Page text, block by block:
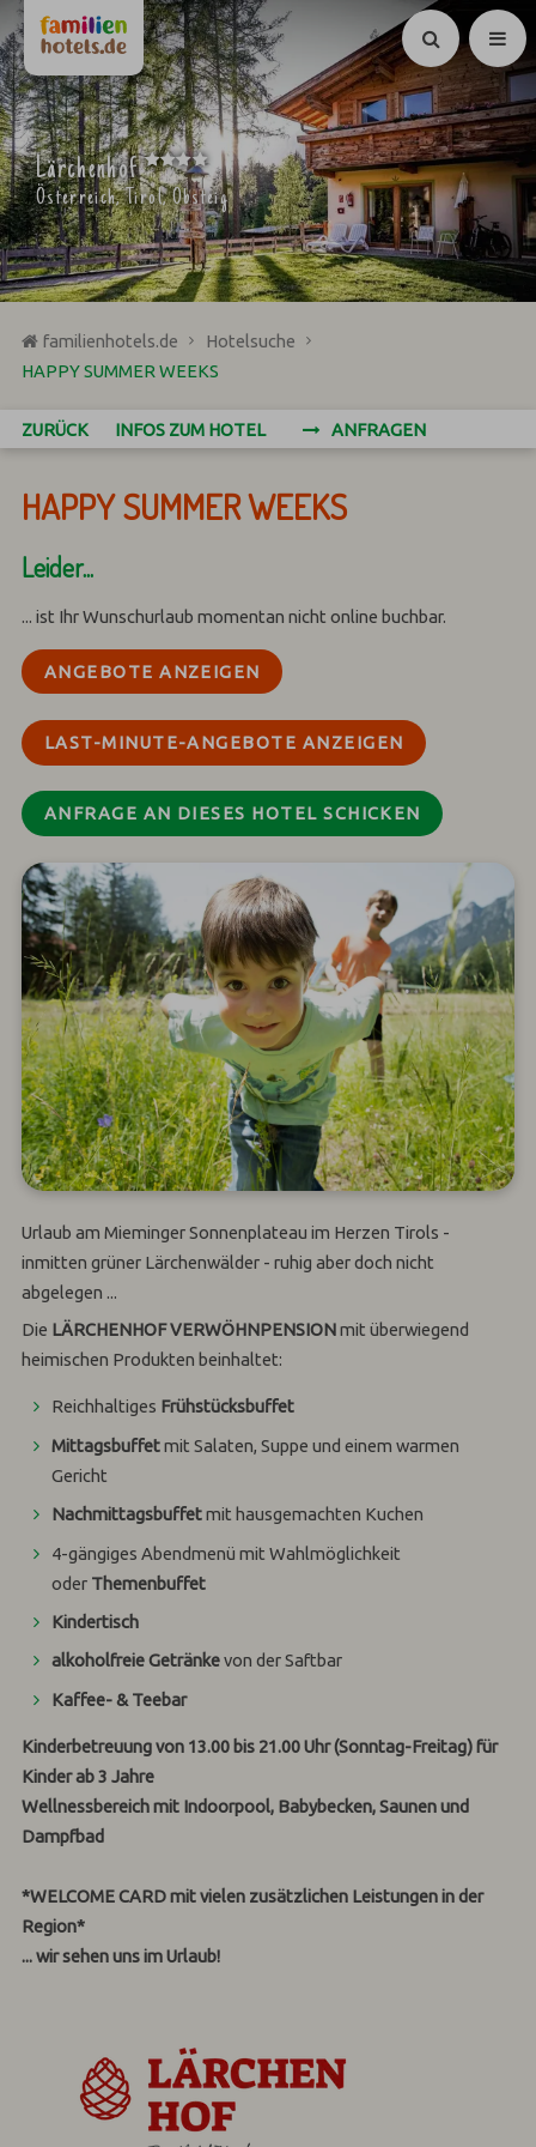
Suchen
Lärchenhof ****
Österreich, Tirol, Obsteig
familienhotels.de
Hotelsuche
HAPPY SUMMER WEEKS
ZURÜCK INFOS ZUM HOTEL ANFRAGEN
HAPPY SUMMER WEEKS
Leider...
... ist Ihr Wunschurlaub momentan nicht online buchbar.
ANGEBOTE ANZEIGEN
LAST-MINUTE-ANGEBOTE ANZEIGEN
ANFRAGE AN DIESES HOTEL SCHICKEN
Urlaub am Mieminger Sonnenplateau im Herzen Tirols -
inmitten grüner Lärchenwälder - ruhig aber doch nicht
abgelegen ...
Die LÄRCHENHOF VERWÖHNPENSIONmit überwiegend
heimischen Produkten beinhaltet:
Reichhaltiges Frühstücksbuffet
Mittagsbuffetmit Salaten, Suppe und einem warmen
Gericht
Nachmittagsbuffetmit hausgemachten Kuchen
4-gängiges Abendmenü mit Wahlmöglichkeit
oder Themenbuffet
Kindertisch
alkoholfreie Getränkevon der Saftbar
Kaffee- & Teebar
Kinderbetreuungvon 13.00 bis 21.00 Uhr (Sonntag-Freitag) für
Kinder ab 3 Jahre
Wellnessbereichmit Indoorpool, Babybecken, Saunen und
Dampfbad
*WELCOME CARD mit vielen zusätzlichen Leistungen in der
Region*
... wir sehen uns im Urlaub!